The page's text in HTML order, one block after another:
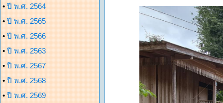
• ปี พ.ศ. 2564
• ปี พ.ศ. 2565
• ปี พ.ศ. 2566
• ปี พ.ศ. 2563
• ปี พ.ศ. 2567
• ปี พ.ศ. 2568
• ปี พ.ศ. 2569